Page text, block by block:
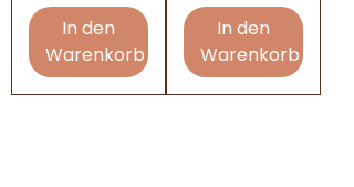
In den
Warenkorb
In den
Warenkorb